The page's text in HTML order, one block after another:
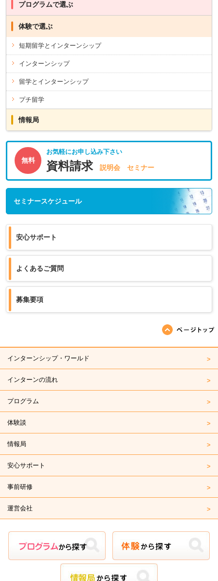
プログラムで選ぶ
体験で選ぶ
短期留学とインターンシップ
インターンシップ
留学とインターンシップ
プチ留学
情報局
無料
お気軽にお申し込み下さい
資料請求 説明会 セミナー
セミナースケジュール
安心サポート
よくあるご質問
募集要項
インターンシップ・ワールド
インターンの流れ
プログラム
体験談
情報局
安心サポート
事前研修
運営会社
プログラムから探す 体験から探す